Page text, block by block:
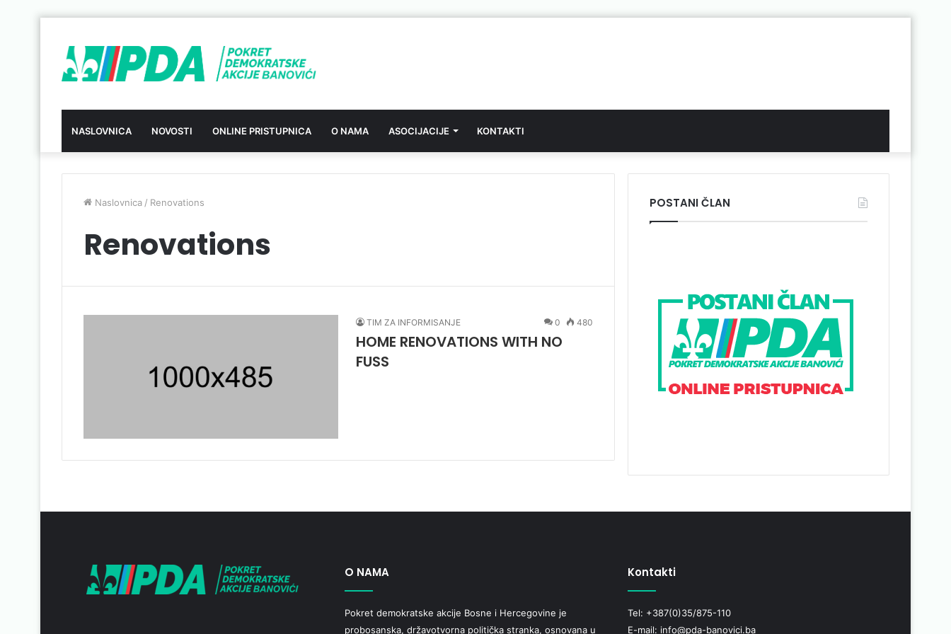
NASLOVNICA NOVOSTI ONLINE PRISTUPNICA O NAMA ASOCIJACIJE KONTAKTI
Naslovnica / Renovations
Renovations
TIM ZA INFORMISANJE 0 480
HOME RENOVATIONS WITH NO
FUSS
POSTANI ČLAN
O NAMA
Pokret demokratske akcije Bosne i Hercegovine je
probosanska, državotvorna politička stranka, osnovana u
Kontakti
Tel: +387(0)35/875-110
E-mail: info@pda-banovici.ba